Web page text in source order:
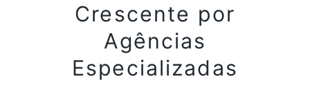
Crescente por
Agências
Especializadas